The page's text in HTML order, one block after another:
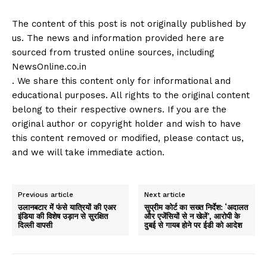
The content of this post is not originally published by
us. The news and information provided here are
sourced from trusted online sources, including
NewsOnline.co.in
. We share this content only for informational and
educational purposes. All rights to the original content
belong to their respective owners. If you are the
original author or copyright holder and wish to have
this content removed or modified, please contact us,
and we will take immediate action.
Previous article
उलानबटार में फंसे यात्रियों की एअर
इंडिया की विशेष उड़ान से सुरक्षित
दिल्ली वापसी
Next article
सुप्रीम कोर्ट का सख्त निर्देश: ‘अदालत
और एजेंसियों से न खेलें’, आरोपी के
दुबई से गायब होने पर ईडी को आदेश